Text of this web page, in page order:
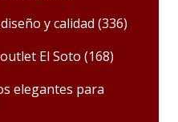
y calidad (336)
El Soto (168)
elegantes para